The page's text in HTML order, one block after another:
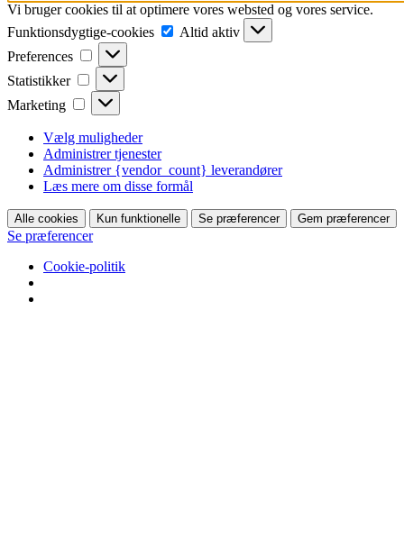
Vi bruger cookies til at optimere vores websted og vores service.
Funktionsdygtige-cookies
Funktionsdygtige-
cookies
Altid aktiv
Preferences
Preferences
Statistikker Statistikker
Marketing Marketing
Vælg muligheder
Administrer tjenester
Administrer {vendor_count} leverandører
Læs mere om disse formål
Alle cookies Kun funktionelle Se præferencer Gem præferencer
Se præferencer
Cookie-politik